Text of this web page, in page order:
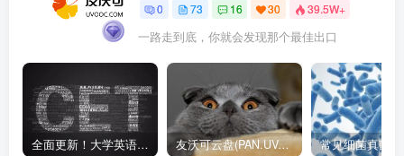
0 73 16 30 39.5W+
一路走到底，你就会发现那个最佳出口
全面更新！大学英语四六级1990-2024年12月真题高清PDF版本！无水印！包含详细答案解析，听力音频！ 友沃可云盘(PAN.UVOOC.COM)如何使用及更新日志